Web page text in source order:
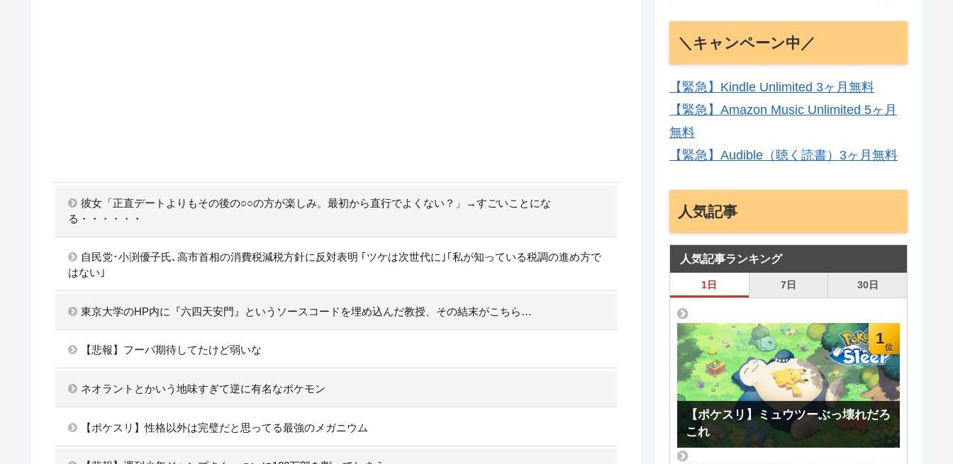
彼女「正直デートよりもその後の○○の方が楽しみ。最初から直行でよくない？」→すごいことにな
る・・・・・・
自民党･小渕優子氏､高市首相の消費税減税方針に反対表明 ｢ツケは次世代に｣｢私が知っている税調の進め方で
はない｣
東京大学のHP内に『六四天安門』というソースコードを埋め込んだ教授、その結末がこちら…
【悲報】フーパ期待してたけど弱いな
ネオラントとかいう地味すぎて逆に有名なポケモン
【ポケスリ】性格以外は完璧だと思ってる最強のメガニウム
＼キャンペーン中／
【緊急】Kindle Unlimited 3ヶ月無料
【緊急】Amazon Music Unlimited 5ヶ月
無料
【緊急】Audible（聴く読書）3ヶ月無料
人気記事
人気記事ランキング
1日 7日 30日
1
【ポケスリ】ミュウツーぶっ壊れだろ
これ